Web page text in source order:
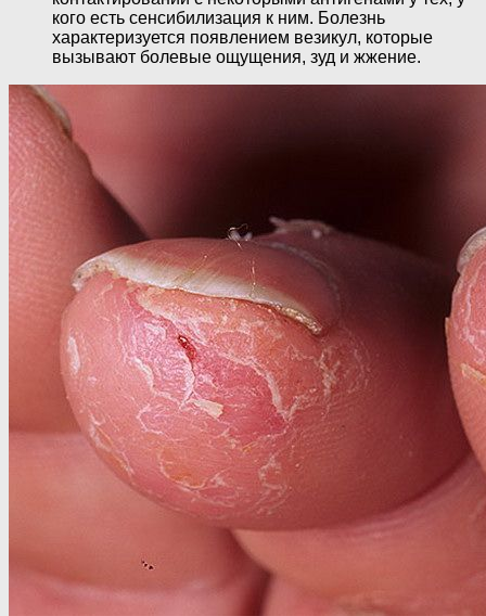
кого есть сенсибилизация к ним. Болезнь
характеризуется появлением везикул, которые
вызывают болевые ощущения, зуд и жжение.